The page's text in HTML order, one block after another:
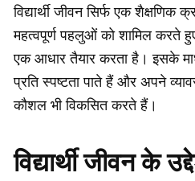
विद्यार्थी जीवन सिर्फ एक
महत्वपूर्ण पहलुओं को शामिल करते
एक आधार तैयार करता है। इसके
प्रति स्पष्टता पाते हैं और अपने
कौशल भी विकसित करते हैं।
विद्यार्थी जीवन के